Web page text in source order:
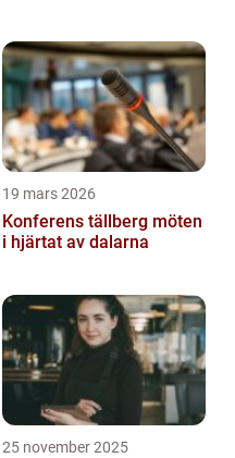
s...
19 mars 2026
Konferens tällberg möten
i hjärtat av dalarna
25 november 2025